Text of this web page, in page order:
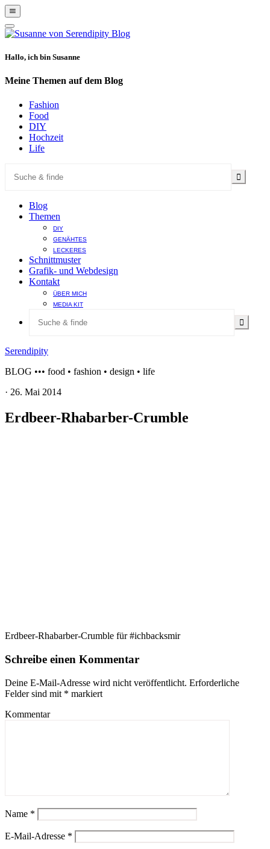
Show
Offscreen
Content
Hide
Offscreen
Hallo, ich bin Susanne
Meine Themen auf dem Blog
Fashion
Food
DIY
Hochzeit
Life
Blog
Themen
DIY
GENÄHTES
LECKERES
Schnittmuster
Grafik- und Webdesign
Kontakt
ÜBER MICH
MEDIA KIT
Serendipity
BLOG ••• food • fashion • design • life
· 26. Mai 2014
Erdbeer-Rhabarber-Crumble
Erdbeer-Rhabarber-Crumble für #ichbacksmir
Schreibe einen Kommentar
Deine E-Mail-Adresse wird nicht veröffentlicht. Erforderliche
Felder sind mit * markiert
Kommentar
Name *
E-Mail-Adresse *